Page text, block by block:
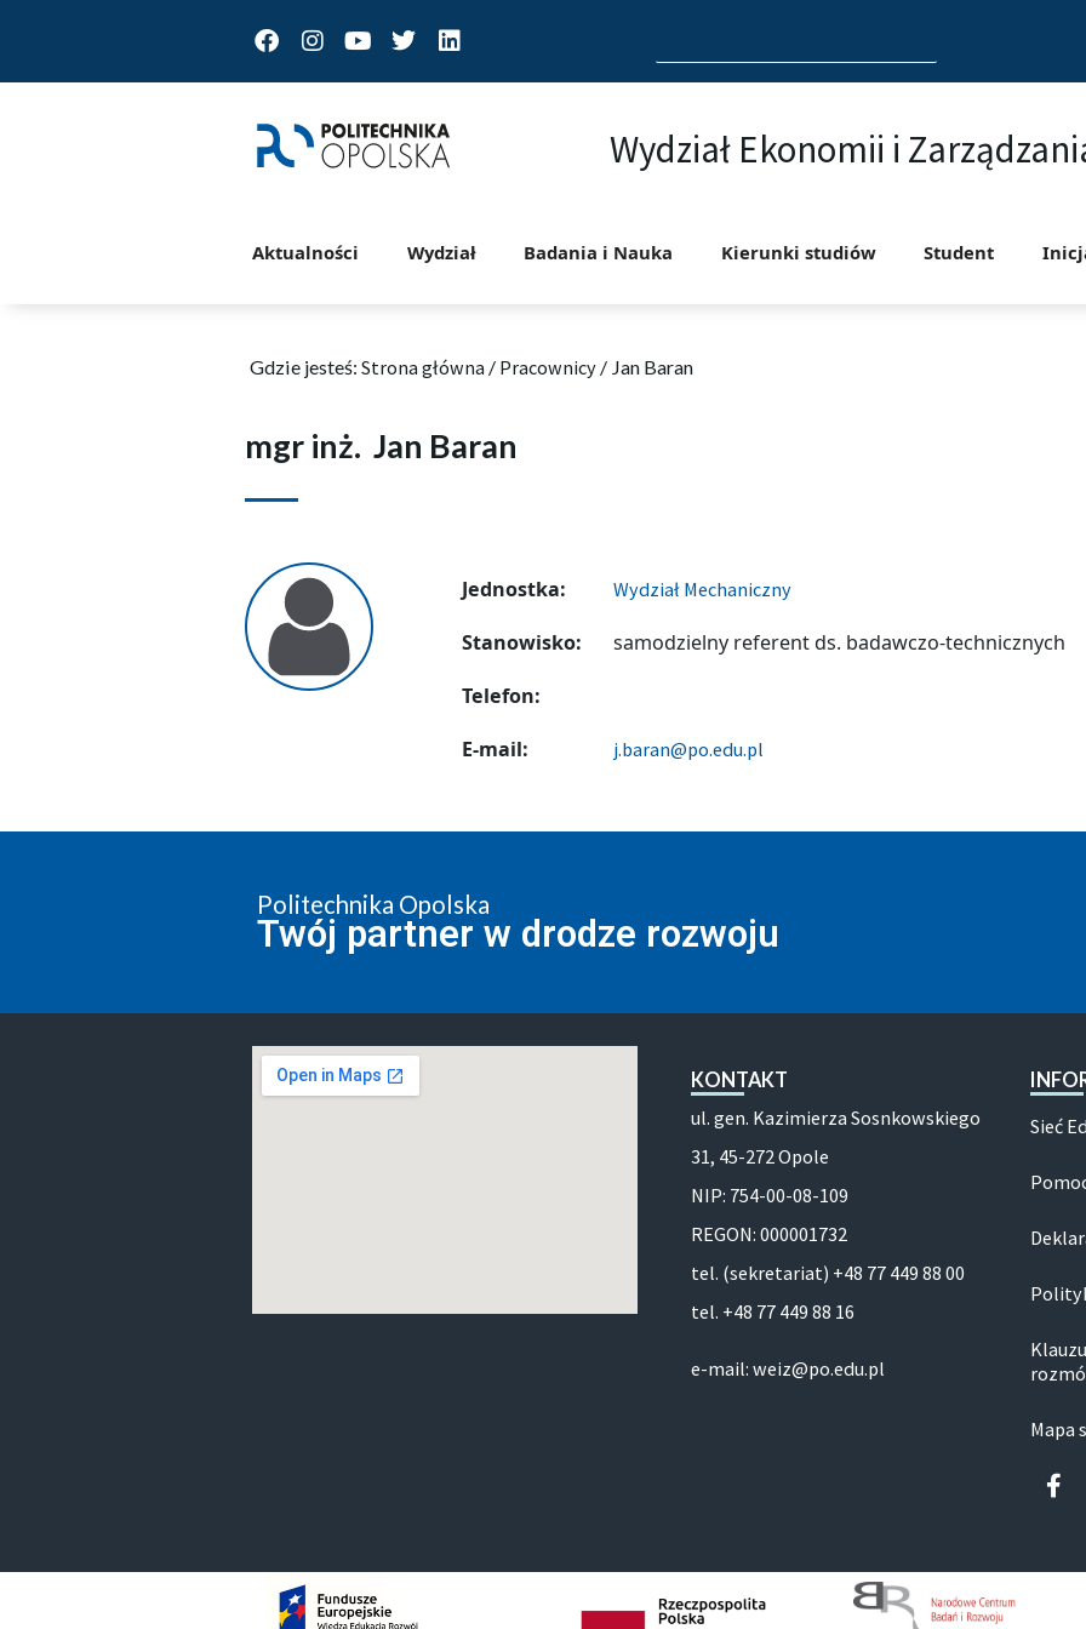
FacebookInstagram
Youtube
TwitterLinkedin
for:
Wydział Ekonomii i
Aktualności Wydział Badania i Nauka Kierunki studiów Student
Gdzie jesteś: Strona główna / Pracownicy/ Jan Baran
mgr inż. Jan Baran
Jednostka: Wydział Mechaniczny
Stanowisko:
samodzielny referent ds. badawczo-technicznych
Telefon:
E-mail:
j.baran@po.edu.pl
Politechnika Opolska
Twój partner w drodze rozwoju
KONTAKT
ul. gen. Kazimierza Sosnkowskiego
31, 45-272 Opole
NIP: 754-00-08-109
REGON: 000001732
tel. (sekretariat) +48 77 449 88 00
tel. +48 77 449 88 16
e-mail: weiz@po.edu.pl
Sieć
Mapa